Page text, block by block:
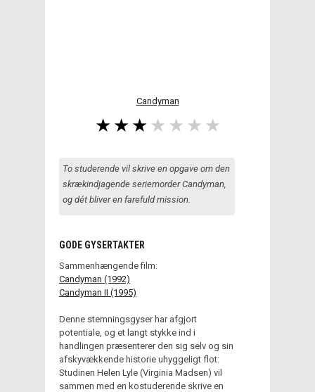
Candyman
To studerende vil skrive en opgave om den
skrækindjagende seriemorder Candyman,
og dét bliver en farefuld mission.
GODE GYSERTAKTER
Sammenhængende film:
Candyman (1992)
Candyman II (1995)
Denne stemningsgyser har afgjort
potentiale, og et langt stykke ind i
handlingen præsenterer den sig selv og sin
afskyvækkende historie uhyggeligt flot:
Studinen Helen Lyle (Virginia Madsen) vil
sammen med en kostuderende skrive en